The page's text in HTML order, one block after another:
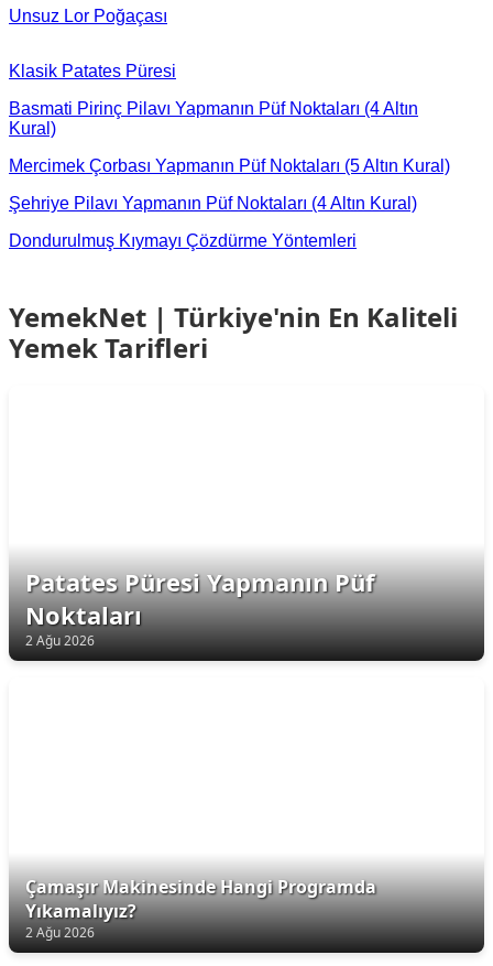
Unsuz Lor Poğaçası
Klasik Patates Püresi
Basmati Pirinç Pilavı Yapmanın Püf Noktaları (4 Altın
Kural)
Mercimek Çorbası Yapmanın Püf Noktaları (5 Altın Kural)
Şehriye Pilavı Yapmanın Püf Noktaları (4 Altın Kural)
Dondurulmuş Kıymayı Çözdürme Yöntemleri
YemekNet | Türkiye'nin En Kaliteli
Yemek Tarifleri
Patates Püresi Yapmanın Püf
Noktaları
2 Ağu 2026
Çamaşır Makinesinde Hangi Programda
Yıkamalıyız?
2 Ağu 2026